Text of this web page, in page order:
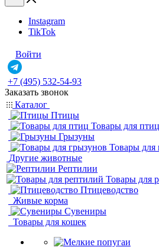
Instagram
TikTok
Войти
+7 (495) 532-54-93
Заказать звонок
Каталог
Птицы
Товары для птиц
Грызуны
Товары для
Другие животные
Рептилии
Товары для
Птицеводство
Живые корма
Сувениры
Товары для кошек